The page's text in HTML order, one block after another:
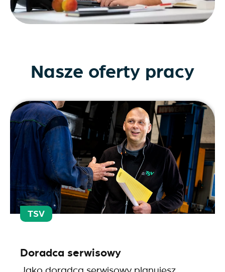
Nasze oferty pracy
Doradca serwisowy
TSV